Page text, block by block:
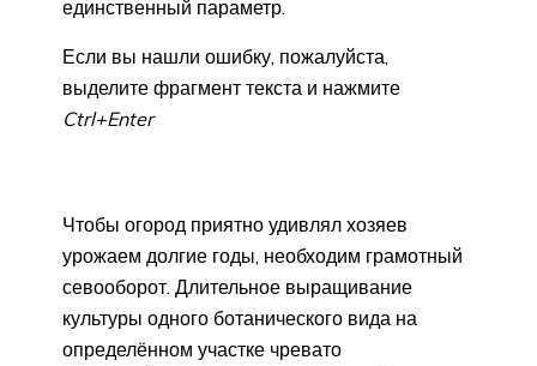
единственный параметр.
Если вы нашли ошибку, пожалуйста,
выделите фрагмент текста и нажмите
Ctrl+Enter
Чтобы огород приятно удивлял хозяев
урожаем долгие годы, необходим грамотный
севооборот. Длительное выращивание
культуры одного ботанического вида на
определённом участке чревато